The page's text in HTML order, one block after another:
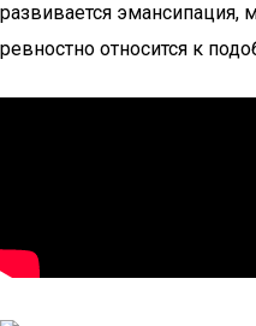
развивается эмансипация,
ревностно относится к